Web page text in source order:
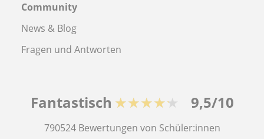
Community
News & Blog
Fragen und Antworten
Fantastisch ★★★★★ 9,5/10
790524 Bewertungen von Schüler:innen